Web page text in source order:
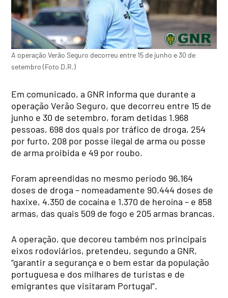
A operação Verão Seguro decorreu entre 15 de junho e 30 de
setembro (Foto D.R.)
Em comunicado, a GNR informa que durante a
operação Verão Seguro, que decorreu entre 15 de
junho e 30 de setembro, foram detidas 1.968
pessoas, 698 dos quais por tráfico de droga, 254
por furto, 208 por posse ilegal de arma ou posse
de arma proibida e 49 por roubo.
Foram apreendidas no mesmo período 96.164
doses de droga – nomeadamente 90.444 doses de
haxixe, 4.350 de cocaína e 1.370 de heroína – e 858
armas, das quais 509 de fogo e 205 armas brancas.
A operação, que decoreu também nos principais
eixos rodoviários, pretendeu, segundo a GNR,
“garantir a segurança e o bem estar da população
portuguesa e dos milhares de turistas e de
emigrantes que visitaram Portugal”.